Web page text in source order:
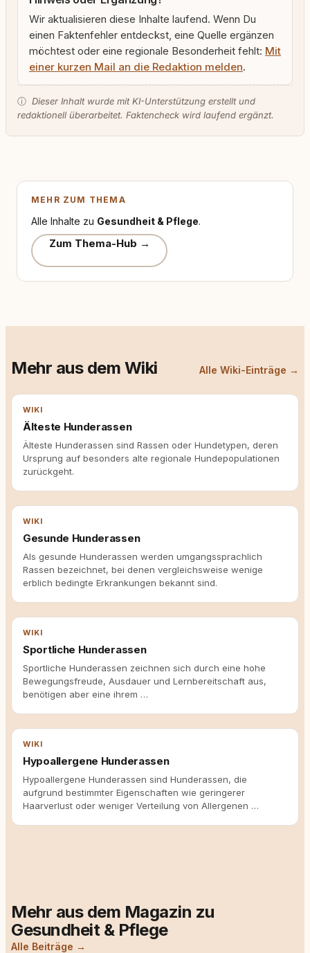
Wir aktualisieren diese Inhalte laufend. Wenn Du
einen Faktenfehler entdeckst, eine Quelle ergänzen
möchtest oder eine regionale Besonderheit fehlt: Mit
einer kurzen Mail an die Redaktion melden.
ⓘ Dieser Inhalt wurde mit KI-Unterstützung erstellt und
redaktionell überarbeitet. Faktencheck wird laufend ergänzt.
MEHR ZUM THEMA
Alle Inhalte zu Gesundheit & Pflege.
Zum Thema-Hub →
Mehr aus dem Wiki Alle Wiki-Einträge →
WIKI
Älteste Hunderassen
Älteste Hunderassen sind Rassen oder Hundetypen, deren
Ursprung auf besonders alte regionale Hundepopulationen
zurückgeht.
WIKI
Gesunde Hunderassen
Als gesunde Hunderassen werden umgangssprachlich
Rassen bezeichnet, bei denen vergleichsweise wenige
erblich bedingte Erkrankungen bekannt sind.
WIKI
Sportliche Hunderassen
Sportliche Hunderassen zeichnen sich durch eine hohe
Bewegungsfreude, Ausdauer und Lernbereitschaft aus,
benötigen aber eine ihrem …
WIKI
Hypoallergene Hunderassen
Hypoallergene Hunderassen sind Hunderassen, die
aufgrund bestimmter Eigenschaften wie geringerer
Haarverlust oder weniger Verteilung von Allergenen …
Mehr aus dem Magazin zu
Gesundheit & Pflege
Alle Beiträge →